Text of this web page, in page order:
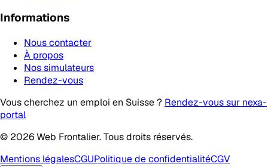
Informations
Nous contacter
À propos
Nos simulateurs
Rendez-vous
Vous cherchez un emploi en Suisse ? Rendez-vous sur nexa-
portal
© 2026 Web Frontalier. Tous droits réservés.
Mentions légalesCGUPolitique de confidentialitéCGV